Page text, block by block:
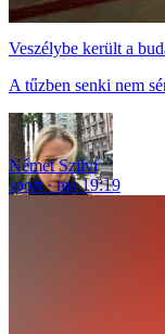
Veszélybe került a
A tűzben senki nem
Német Szilvi
sport
ma 19:19